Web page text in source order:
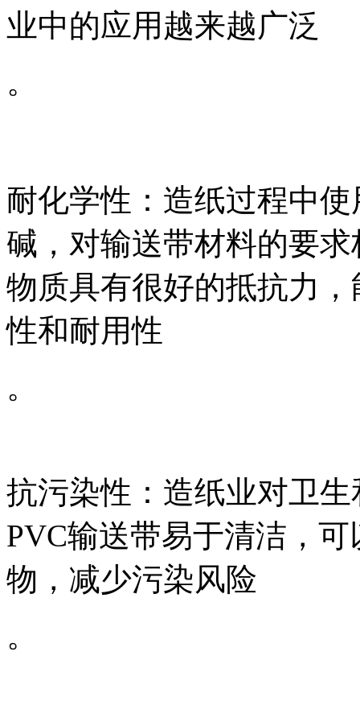
业中的应用越来越广泛
。
耐化学性：造纸过程中
碱，对输送带材料的要
物质具有很好的抵抗力
性和耐用性
。
抗污染性：造纸业对卫
PVC输送带易于清洁，
物，减少污染风险
。